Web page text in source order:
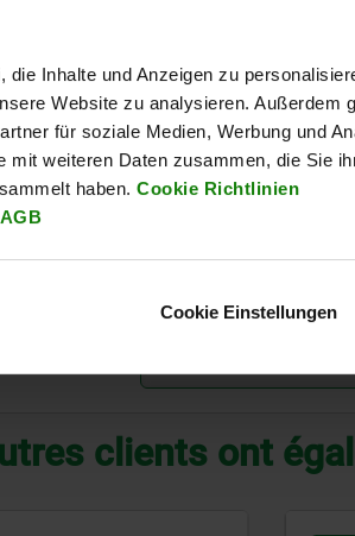
die Inhalte und Anzeigen zu
Website zu analysieren. Außerdem
für soziale Medien, Werbung und
mit weiteren Daten zusammen, die Sie
haben. Cookie Richtlinien
AGB
Cookie Einstellungen
fois par jour à intervalles réguliers.
Forme
clients ont